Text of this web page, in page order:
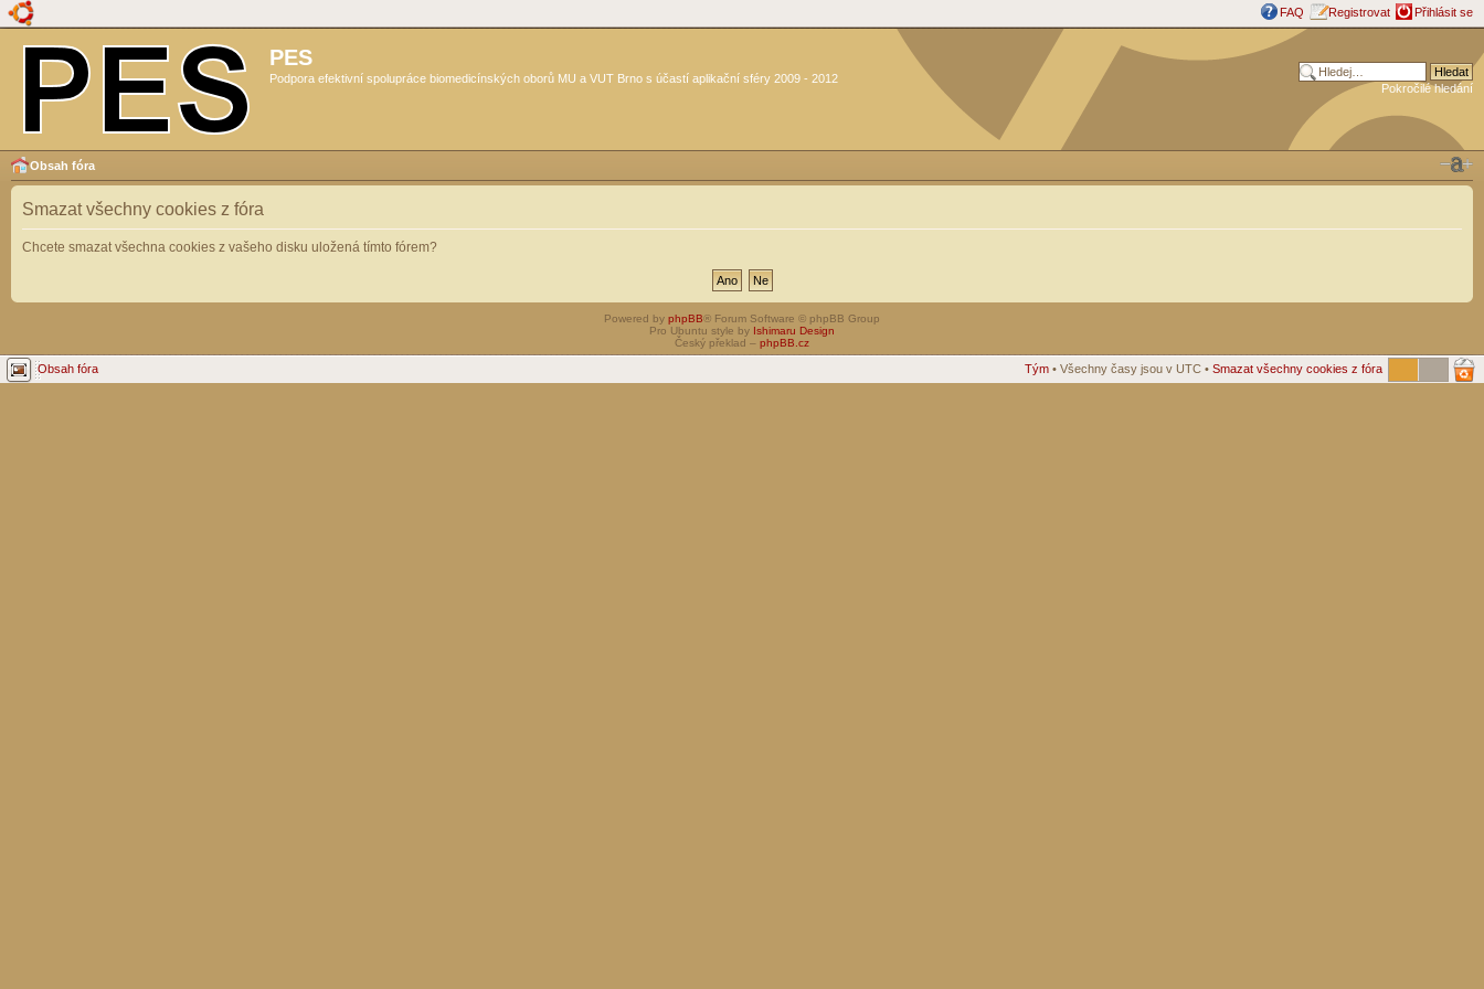
FAQ Registrovat Přihlásit se
PES
Podpora efektivní spolupráce biomedicínských oborů MU a VUT Brno s účastí aplikační sféry 2009 - 2012
Pokročilé hledání
Obsah fóra
Smazat všechny cookies z fóra
Chcete smazat všechna cookies z vašeho disku uložená tímto fórem?
Powered by phpBB® Forum Software © phpBB Group
Pro Ubuntu style by Ishimaru Design
Český překlad – phpBB.cz
Obsah fóra Tým • Všechny časy jsou v UTC • Smazat všechny cookies z fóra